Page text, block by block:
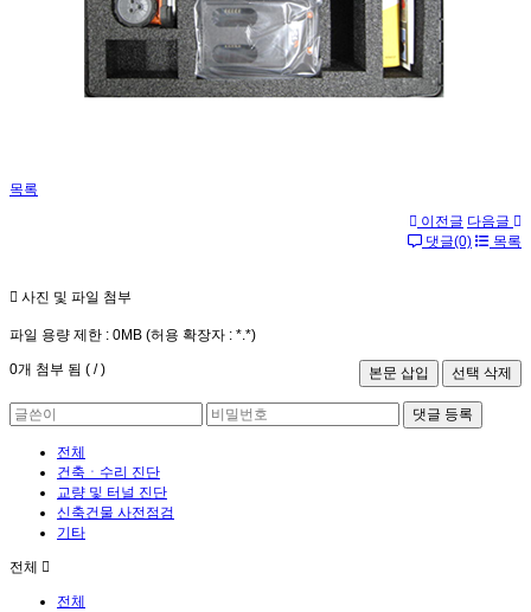
목록
이전글 다음글
댓글(0)
목록
사진 및 파일 첨부
파일 용량 제한 : 0MB (허용 확장자 : *.*)
0개 첨부 됨 ( /)
댓글 등록
전체
건축ㆍ수리 진단
교량 및 터널 진단
신축건물 사전점검
기타
전체
전체